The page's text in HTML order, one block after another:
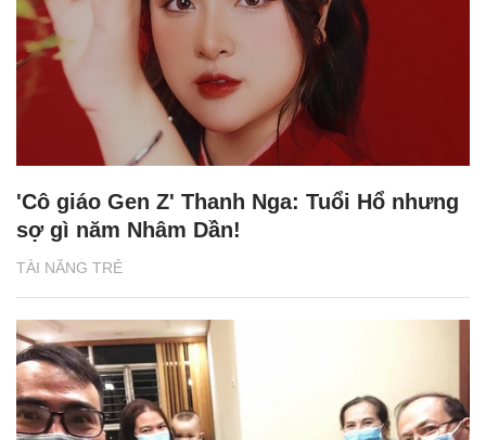
TÀI NĂNG TRẺ
'Cô giáo Gen Z' Thanh Nga: Tuổi Hổ nhưng
sợ gì năm Nhâm Dần!